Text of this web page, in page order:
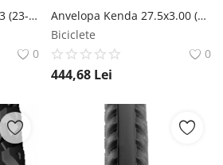
Anvelopa Kenda 700x23 (23-622) Koncept Color SRC 30 Tpi Alb Kenda
0
Anvelopa Kenda 27.5x3.00 (74-584) Havok DTC TR 120TPI Kenda
Biciclete
0
444,68 Lei